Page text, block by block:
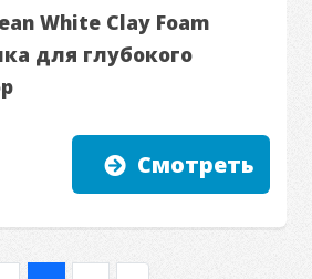
White Clay Foam
для глубокого
Смотреть